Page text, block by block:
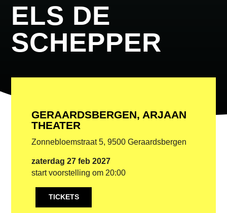
ELS DE
SCHEPPER
GERAARDSBERGEN, ARJAAN
THEATER
Zonnebloemstraat 5, 9500 Geraardsbergen
zaterdag 27 feb 2027
start voorstelling om 20:00
TICKETS